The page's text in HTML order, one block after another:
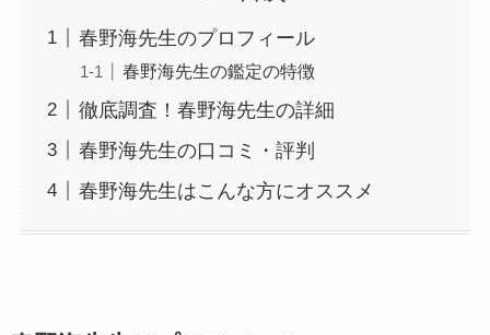
春野海先生のプロフィール
春野海先生の鑑定の特徴
徹底調査！春野海先生の詳細
春野海先生の口コミ・評判
春野海先生はこんな方にオススメ